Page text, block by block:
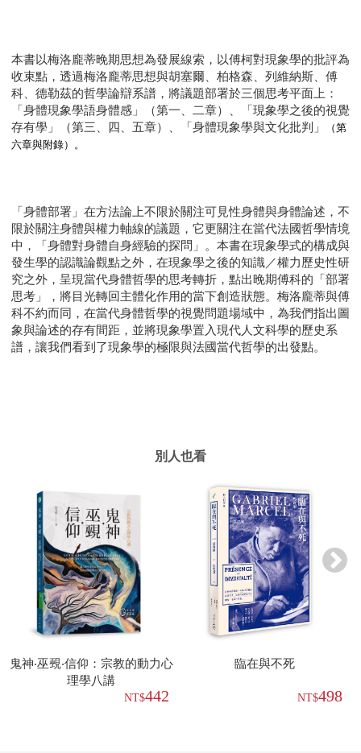
本書以梅洛龐蒂晚期思想為發展線索，以傅柯對現象學的批評為
收束點，透過梅洛龐蒂思想與胡塞爾、柏格森、列維納斯、傅
科、德勒茲的哲學論辯系譜，將議題部署於三個思考平面上：
「身體現象學語身體感」（第一、二章）、「現象學之後的視覺
存有學」（第三、四、五章）、「身體現象學與文化批判」
（第
六章與附錄）。
「身體部署」在方法論上不限於關注可見性身體與身體論述，不
限於關注身體與權力軸線的議題，它更關注在當代法國哲學情境
中，「身體對身體自身經驗的探問」。本書在現象學式的構成與
發生學的認識論觀點之外，在現象學之後的知識／權力歷史性研
究之外，呈現當代身體哲學的思考轉折，點出晚期傅科的「部署
思考」，將目光轉回主體化作用的當下創造狀態。梅洛龐蒂與傅
科不約而同，在當代身體哲學的視覺問題場域中，為我們指出圖
象與論述的存有間距，並將現象學置入現代人文科學的歷史系
譜，讓我們看到了現象學的極限與法國當代哲學的出發點。
別人也看
鬼神‧巫覡‧信仰：宗教的動力心
理學八講
442
臨在與不死
498